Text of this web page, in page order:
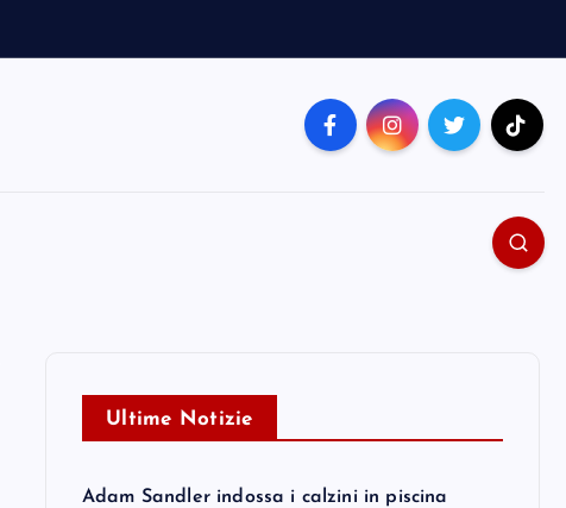
Ultime Notizie
Adam Sandler indossa i calzini in piscina